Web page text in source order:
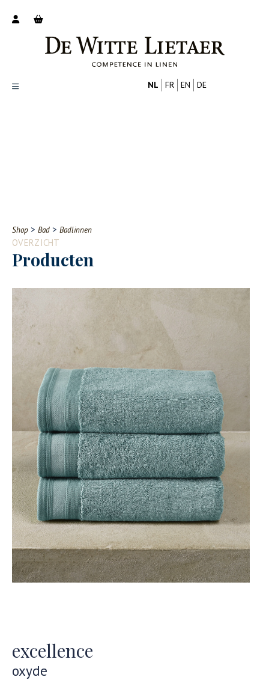
Contact
NL FR EN DE
Shop > Bad > Badlinnen
OVERZICHT
Producten
excellence
oxyde